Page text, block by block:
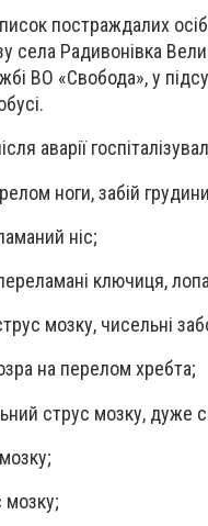
постраждалих
села Радивонівка
ВО «Свобода», у
аварії
ноги, забій
ніс;
ключиця,
мозку, чисельні
на перелом хребта;
струс мозку, дуже